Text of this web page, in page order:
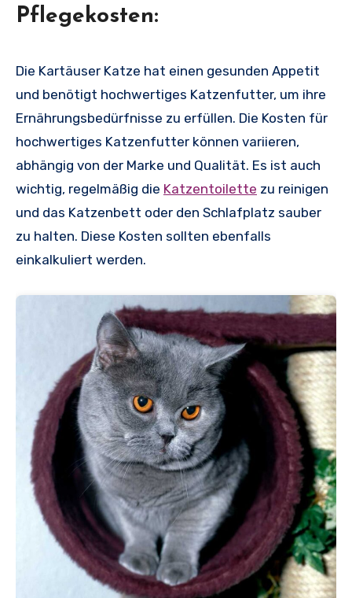
Pflegekosten:
Die Kartäuser Katze hat einen gesunden Appetit
und benötigt hochwertiges Katzenfutter, um ihre
Ernährungsbedürfnisse zu erfüllen. Die Kosten für
hochwertiges Katzenfutter können variieren,
abhängig von der Marke und Qualität. Es ist auch
wichtig, regelmäßig die Katzentoilette zu reinigen
und das Katzenbett oder den Schlafplatz sauber
zu halten. Diese Kosten sollten ebenfalls
einkalkuliert werden.